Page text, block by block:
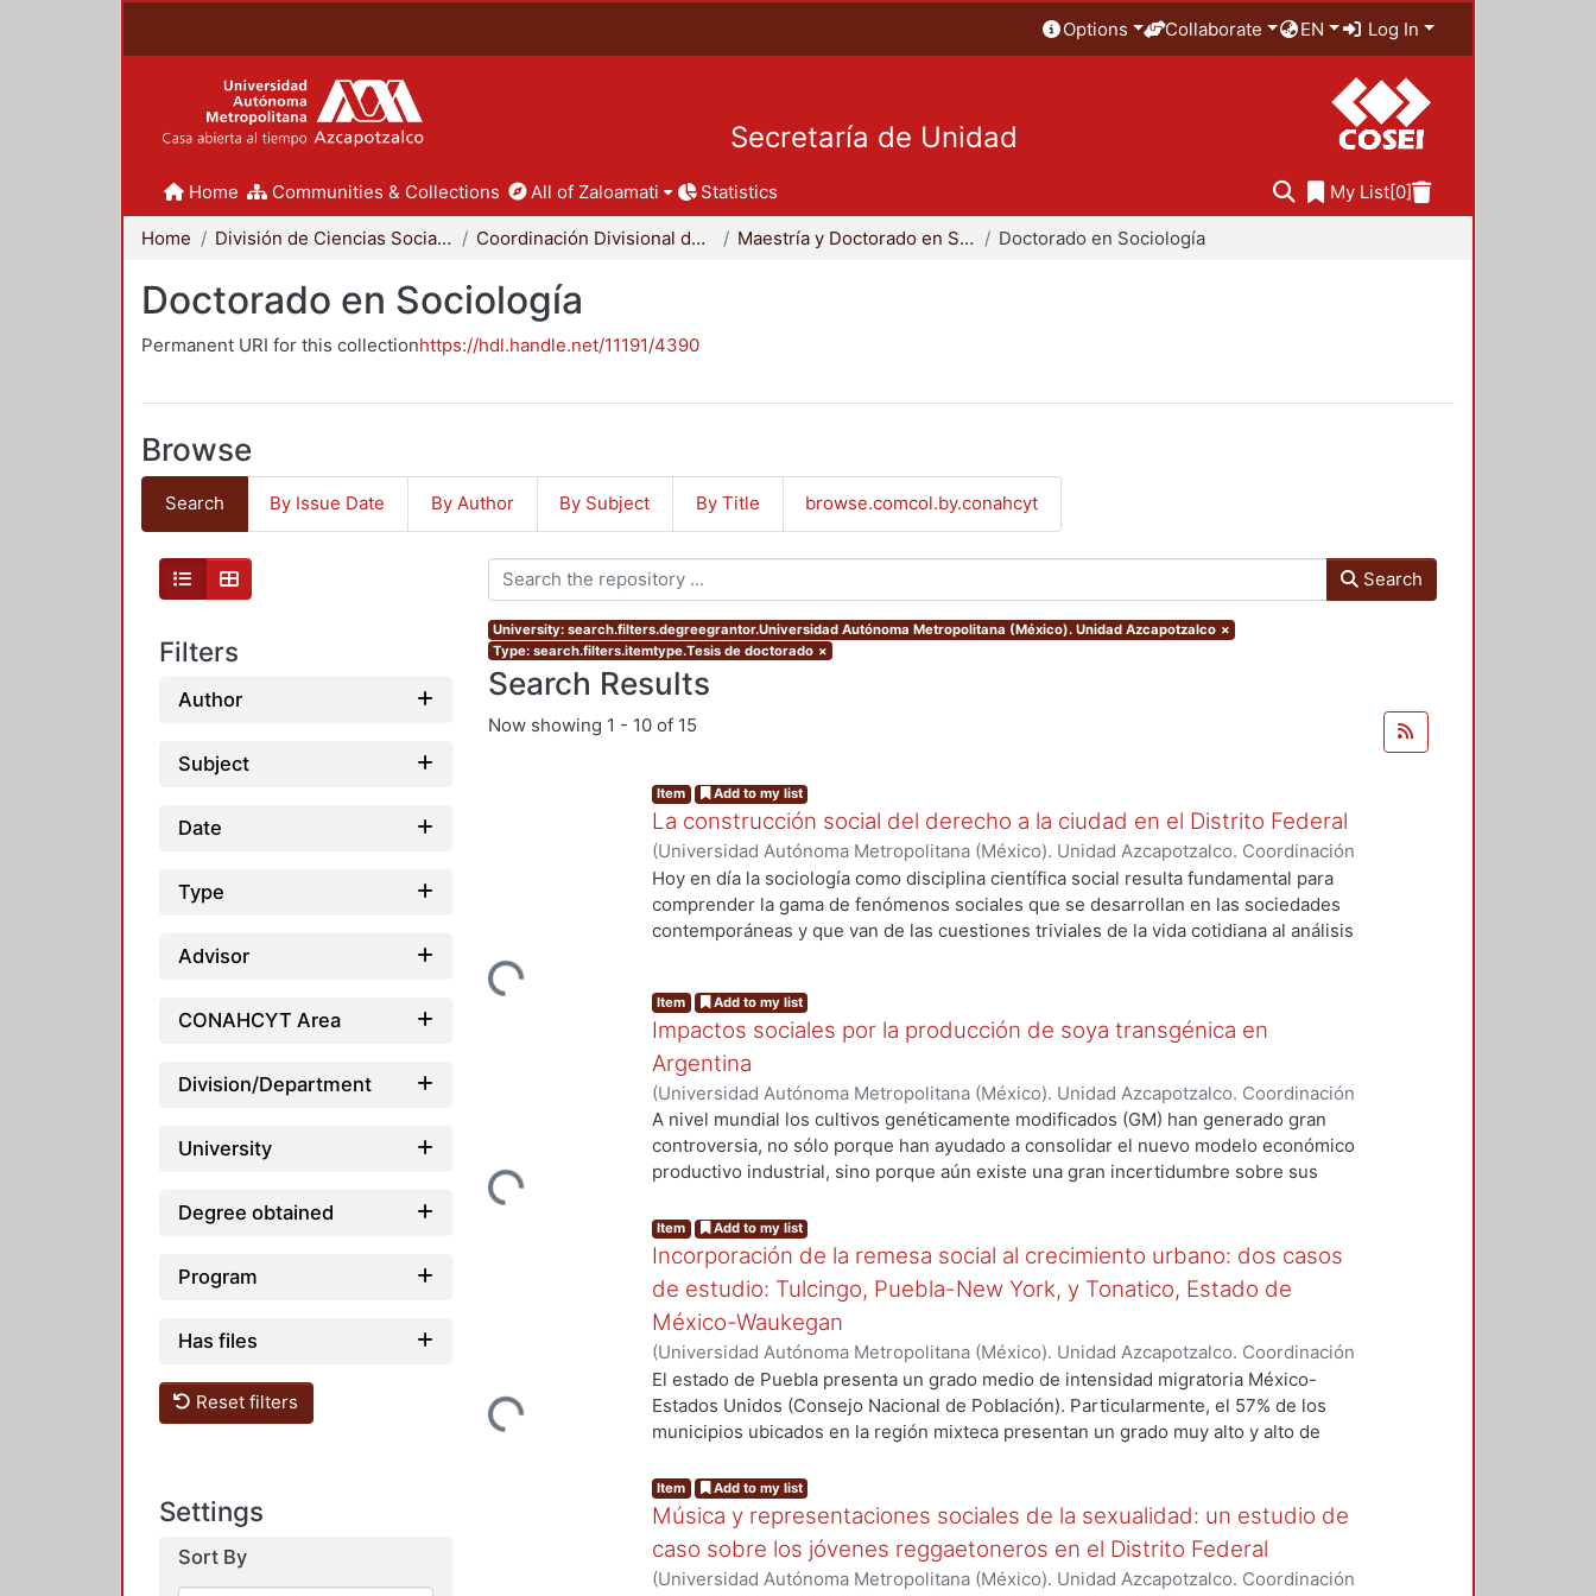
Options Collaborate EN Log In
Secretaría de Unidad
Home Communities & Collections All of Zaloamati Statistics My List[0]
Home División de Ciencias Sociales y Humanidades Coordinación Divisional de Posgrado Maestría y Doctorado en Sociología Doctorado en Sociología
Doctorado en Sociología
Permanent URI for this collectionhttps://hdl.handle.net/11191/4390
Browse
Search By Issue Date By Author By Subject By Title browse.comcol.by.conahcyt
Filters
Author
Subject
Date
Type
Advisor
CONAHCYT Area
Division/Department
University
Degree obtained
Program
Has files
Reset filters
Settings
Sort By
Search
University: search.filters.degreegrantor.Universidad Autónoma Metropolitana (México). Unidad Azcapotzalco ×
Type: search.filters.itemtype.Tesis de doctorado ×
Search Results
Now showing 1 - 10 of 15
Loading...
Item Add to my list
La construcción social del derecho a la ciudad en el Distrito Federal
(Universidad Autónoma Metropolitana (México). Unidad Azcapotzalco. Coordinación
de Servicios de Información., 2013-12)RAMIREZ ZARAGOZA, MIGUEL ANGEL
Hoy en día la sociología como disciplina científica social resulta fundamental para
comprender la gama de fenómenos sociales que se desarrollan en las sociedades
contemporáneas y que van de las cuestiones triviales de la vida cotidiana al análisis
herramientas teórico-metodológicas de la sociología para hacer acercamientos
más profundos y objetivos a las causas desarrollo e implicaciones de las acciones
de los diversos grupos que componen el entramado social. Describir, interpretar y
analizar fenómenos emergentes de la realidad social se convierte, en esta
perspectiva, en una necesidad impostergable que le permite a los sociólogos dar
cuenta de procesos sociales en curso que sin embargo, cuentan con elementos de
carácter histórico que los determinan y que los potencian a la vez en una
Loading...
Item Add to my list
Impactos sociales por la producción de soya transgénica en
Argentina
(Universidad Autónoma Metropolitana (México). Unidad Azcapotzalco. Coordinación
de Servicios de Información.,2014-04-09) Martínez Acosta, Lilian
A nivel mundial los cultivos genéticamente modificados (GM) han generado gran
controversia, no sólo porque han ayudado a consolidar el nuevo modelo económico
productivo industrial, sino porque aún existe una gran incertidumbre sobre sus
mundial. En este proceso de consolidación del modelo productivo, la globalización
y la ciencia, tienen un lugar preponderante, ya que, se han convertido en el motor
que mueve al sistema capitalista y con ello a los mercados, los cuales se encargan
de plantear las líneas que han de seguir en el sector de producción.
Loading...
Item Add to my list
Incorporación de la remesa social al crecimiento urbano: dos casos
de estudio: Tulcingo, Puebla-New York, y Tonatico, Estado de
México-Waukegan
(Universidad Autónoma Metropolitana (México). Unidad Azcapotzalco. Coordinación
de Servicios de Información., 2012-06-08)Moreno Aquino, Alicia Oliva
El estado de Puebla presenta un grado medio de intensidad migratoria México-
Estados Unidos (Consejo Nacional de Población). Particularmente, el 57% de los
municipios ubicados en la región mixteca presentan un grado muy alto y alto de
migración muy alto; se estima que más de 5 mil tulcinguenses han migrado a los
Estados Unidos, teniendo como destino principal la ciudad de Nueva York. Cabe
mencionar que la migración también es una práctica tradicional, es decir, no
necesariamente existen condiciones de precariedad para que se genere la
expulsión. Para muchos municipios la migración arranca con el programa bracero,
Item Add to my list
Música y representaciones sociales de la sexualidad: un estudio de
caso sobre los jóvenes reggaetoneros en el Distrito Federal
(Universidad Autónoma Metropolitana (México). Unidad Azcapotzalco. Coordinación